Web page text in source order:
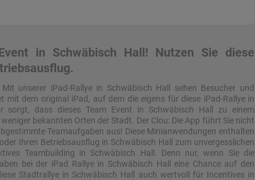
in Schwäbisch Hall! Nutzen Sie diese
unserer iPad-Rallye in Schwäbisch Hall sehen Besucher und
mit dem original iPad, auf dem die eigens für diese iPad-Rallye in
dass dieses Team Event in Schwäbisch Hall zu einem
bekannten Orten der Stadt. Der Clou: Die App führt Sie nicht
Teamaufgaben aus! Diese Minianwendungen enthalten
Ihren Betriebsausflug in Schwäbisch Hall zum unvergesslichen
Teambuilding in Schwäbisch Hall. Denn nur, wenn Sie die
bei der iPad Rallye in Schwäbisch Hall eine Chance auf den
Stadtrallye in Schwäbisch Hall auch wertvoll für Incentives in